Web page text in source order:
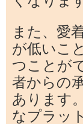
また、愛
が低いこ
つことが
者からの
あります
なプラッ